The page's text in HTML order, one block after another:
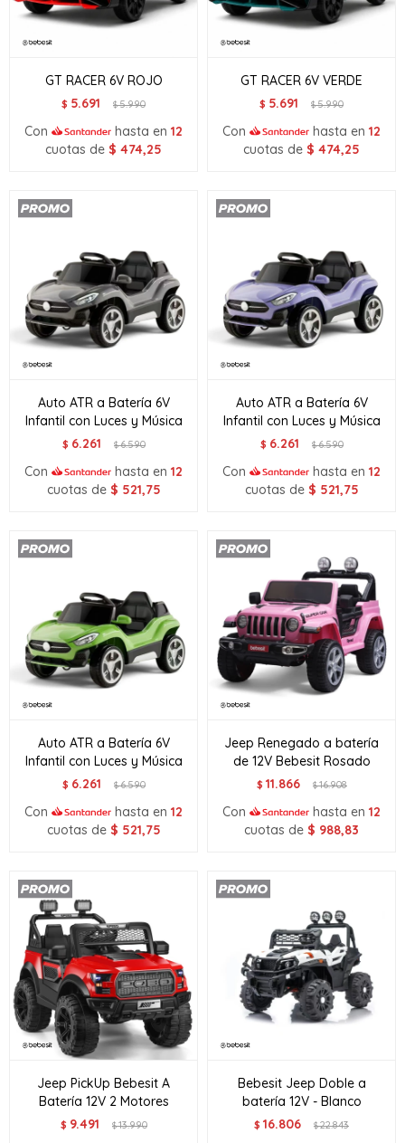
GT RACER 6V ROJO
$ 5.691 $5.990
Con hasta en 12
cuotas de $ 474,25
GT RACER 6V VERDE
$ 5.691 $5.990
Con hasta en 12
cuotas de $ 474,25
Auto ATR a Batería 6V
Infantil con Luces y Música
$ 6.261 $6.590
Con hasta en 12
cuotas de $ 521,75
Auto ATR a Batería 6V
Infantil con Luces y Música
$ 6.261 $6.590
Con hasta en 12
cuotas de $ 521,75
Auto ATR a Batería 6V
Infantil con Luces y Música
$ 6.261 $6.590
Con hasta en 12
cuotas de $ 521,75
Jeep Renegado a batería
de 12V Bebesit Rosado
$ 11.866 $16.908
Con hasta en 12
cuotas de $ 988,83
Jeep PickUp Bebesit A
Batería 12V 2 Motores
$ 9.491 $13.990
Bebesit Jeep Doble a
batería 12V - Blanco
$ 16.806 $22.843